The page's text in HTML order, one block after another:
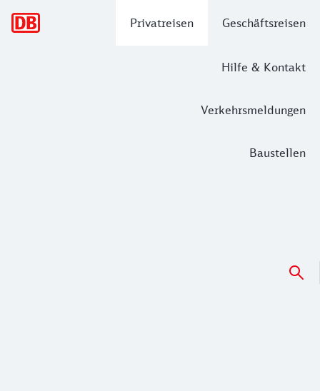
Privatreisen Geschäftsreisen
Hilfe & Kontakt
Verkehrsmeldungen
Baustellen